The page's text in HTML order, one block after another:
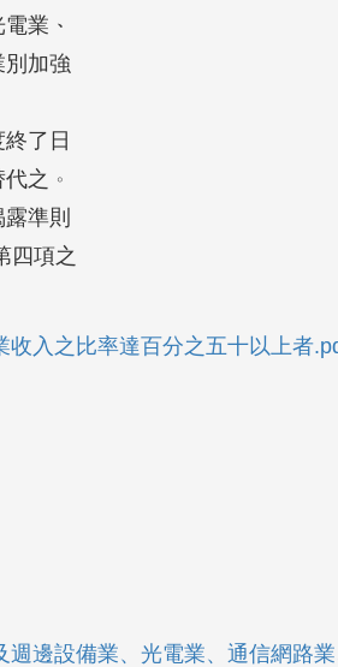
業、
別加強
了日
之。
準則
四項之
入之比率達百分之五十以上者
邊設備業、光電業、通信網路